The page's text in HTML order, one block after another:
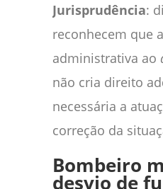
Jurisprudência:
reconhecem que
administrativa ao
não cria direito
necessária a
correção da
Bombeiro
desvio de